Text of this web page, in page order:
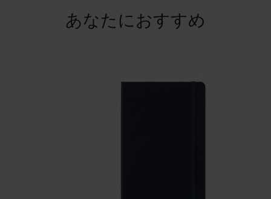
あなたにおすすめ